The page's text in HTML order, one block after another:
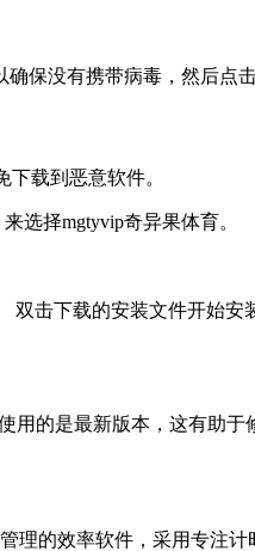
保没有携带病毒，然后点击
载到恶意软件。
选择mgtyvip奇异果体育。
双击下载的安装文件开始安
用的是最新版本，这有助于
理的效率软件，采用专注